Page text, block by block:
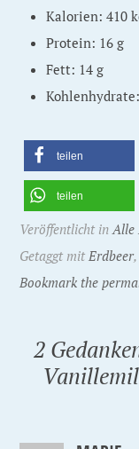
Kalorien: 410
Protein: 16 g
Fett: 14 g
teilen
teilen
Veröffentlicht inAlle
Getaggt mitErdbeer
Bookmark the
2